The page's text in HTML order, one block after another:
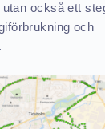
också ett
och